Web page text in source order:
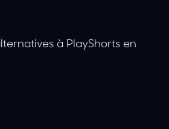
à PlayShorts en